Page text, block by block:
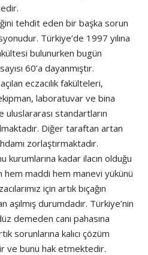
tehdit eden bir başka sorun
Türkiye’de 1997 yılına
bulunurken bugün
60’a dayanmıştır.
eczacılık fakülteleri,
laboratuvar ve bina
uluslararası standartların
Diğer taraftan artan
zorlaştırmaktadır.
kadar ilacın olduğu
hem maddi hem manevi yükünü
için artık bıçağın
aşılmış durumdadır. Türkiye’nin
demeden canı pahasına
sorunlarına kalıcı çözüm
ve bunu hak etmektedir.